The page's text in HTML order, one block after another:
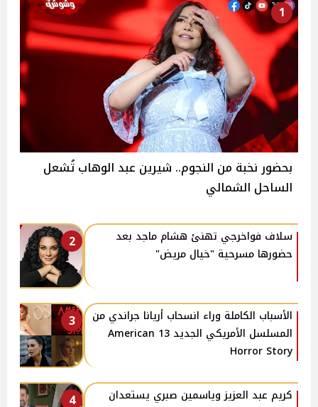
1
بحضور نخبة من النجوم.. شيرين عبد الوهاب تُشعل
الساحل الشمالي
2
سلاف فواخرجي تهنئ هشام ماجد بعد
حضورها مسرحية "خيال مريض"
3
الأسباب الكاملة وراء انسحاب أريانا جراندي من
المسلسل الأمريكي الجديد 13 American
Horror Story
4
كريم عبد العزيز وياسمين صبري يستعدان